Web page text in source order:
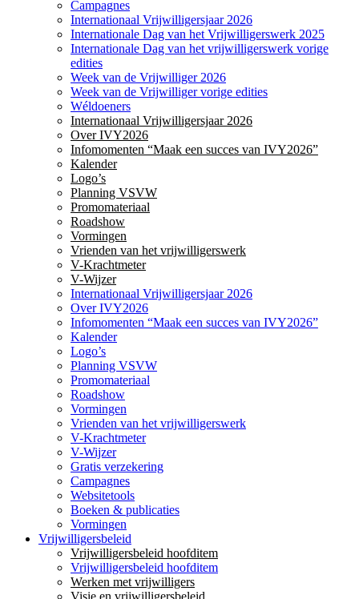
Campagnes
Internationaal Vrijwilligersjaar 2026
Internationale Dag van het Vrijwilligerswerk 2025
Internationale Dag van het vrijwilligerswerk vorige
edities
Week van de Vrijwilliger 2026
Week van de Vrijwilliger vorige edities
Wéldoeners
Internationaal Vrijwilligersjaar 2026
Over IVY2026
Infomomenten “Maak een succes van IVY2026”
Kalender
Logo’s
Planning VSVW
Promomateriaal
Roadshow
Vormingen
Vrienden van het vrijwilligerswerk
V-Krachtmeter
V-Wijzer
Internationaal Vrijwilligersjaar 2026
Over IVY2026
Infomomenten “Maak een succes van IVY2026”
Kalender
Logo’s
Planning VSVW
Promomateriaal
Roadshow
Vormingen
Vrienden van het vrijwilligerswerk
V-Krachtmeter
V-Wijzer
Gratis verzekering
Campagnes
Websitetools
Boeken & publicaties
Vormingen
Vrijwilligersbeleid
Vrijwilligersbeleid hoofditem
Vrijwilligersbeleid hoofditem
Werken met vrijwilligers
Visie en vrijwilligersbeleid